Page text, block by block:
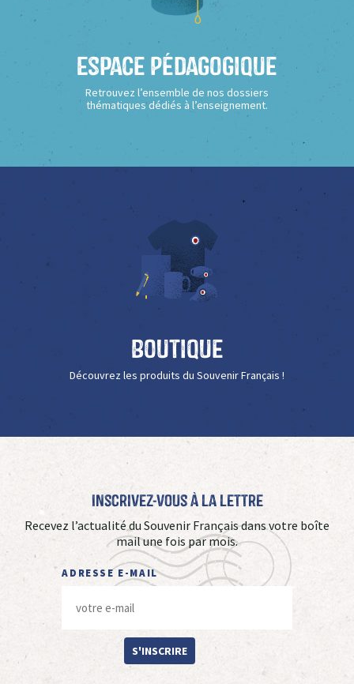
Espace Pédagogique
Retrouvez l’ensemble de nos dossiers
thématiques dédiés à l’enseignement.
Boutique
Découvrez les produits du Souvenir Français !
Inscrivez-vous à La Lettre
Recevez l’actualité du Souvenir Français dans votre boîte
mail une fois par mois.
ADRESSE E-MAIL
S'INSCRIRE